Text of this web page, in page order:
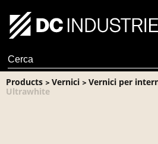
Search
for:
Products > Vernici > Vernici per
Ultrawhite